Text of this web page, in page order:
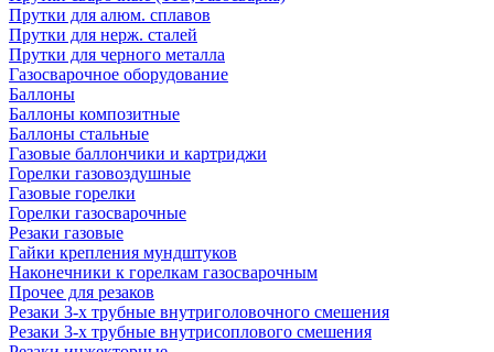
Прутки для алюм. сплавов
Прутки для нерж. сталей
Прутки для черного металла
Газосварочное оборудование
Баллоны
Баллоны композитные
Баллоны стальные
Газовые баллончики и картриджи
Горелки газовоздушные
Газовые горелки
Горелки газосварочные
Резаки газовые
Гайки крепления мундштуков
Наконечники к горелкам газосварочным
Прочее для резаков
Резаки 3-х трубные внутриголовочного смешения
Резаки 3-х трубные внутрисоплового смешения